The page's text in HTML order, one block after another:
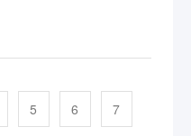
5 6 7